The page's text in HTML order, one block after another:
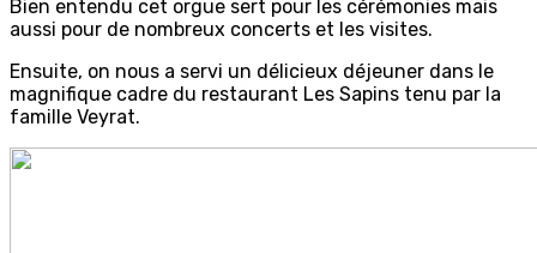
Bien entendu cet orgue sert pour les cérémonies mais
aussi pour de nombreux concerts et les visites.
Ensuite, on nous a servi un délicieux déjeuner dans le
magnifique cadre du restaurant Les Sapins tenu par la
famille Veyrat.